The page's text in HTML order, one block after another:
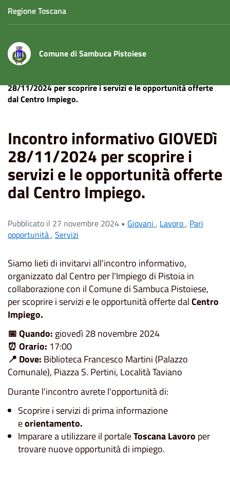
Regione Toscana
Comune di Sambuca Pistoiese
28/11/2024 per scoprire i servizi e le opportunità offerte
dal Centro Impiego.
Incontro informativo GIOVEDì
28/11/2024 per scoprire i
servizi e le opportunità offerte
dal Centro Impiego.
Pubblicato il 27 novembre 2024 • Giovani , Lavoro, Pari
opportunità, Servizi
Siamo lieti di invitarvi all'incontro informativo,
organizzato dal Centro per l'Impiego di Pistoia in
collaborazione con il Comune di Sambuca Pistoiese,
per scoprire i servizi e le opportunità offerte dalCentro
Impiego.
📅Quando: giovedì 28 novembre 2024
⏰ Orario: 17:00
📍 Dove: Biblioteca Francesco Martini (Palazzo
Comunale), Piazza S. Pertini, Località Taviano
Durante l'incontro avrete l'opportunità di:
Scoprire i servizi di prima informazione
eorientamento.
Imparare a utilizzare il portaleToscana Lavoro per
trovare nuove opportunità di impiego.